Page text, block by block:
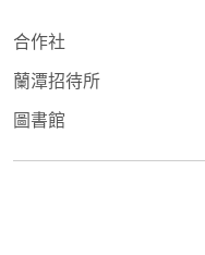
合作社
蘭潭招待所
圖書館